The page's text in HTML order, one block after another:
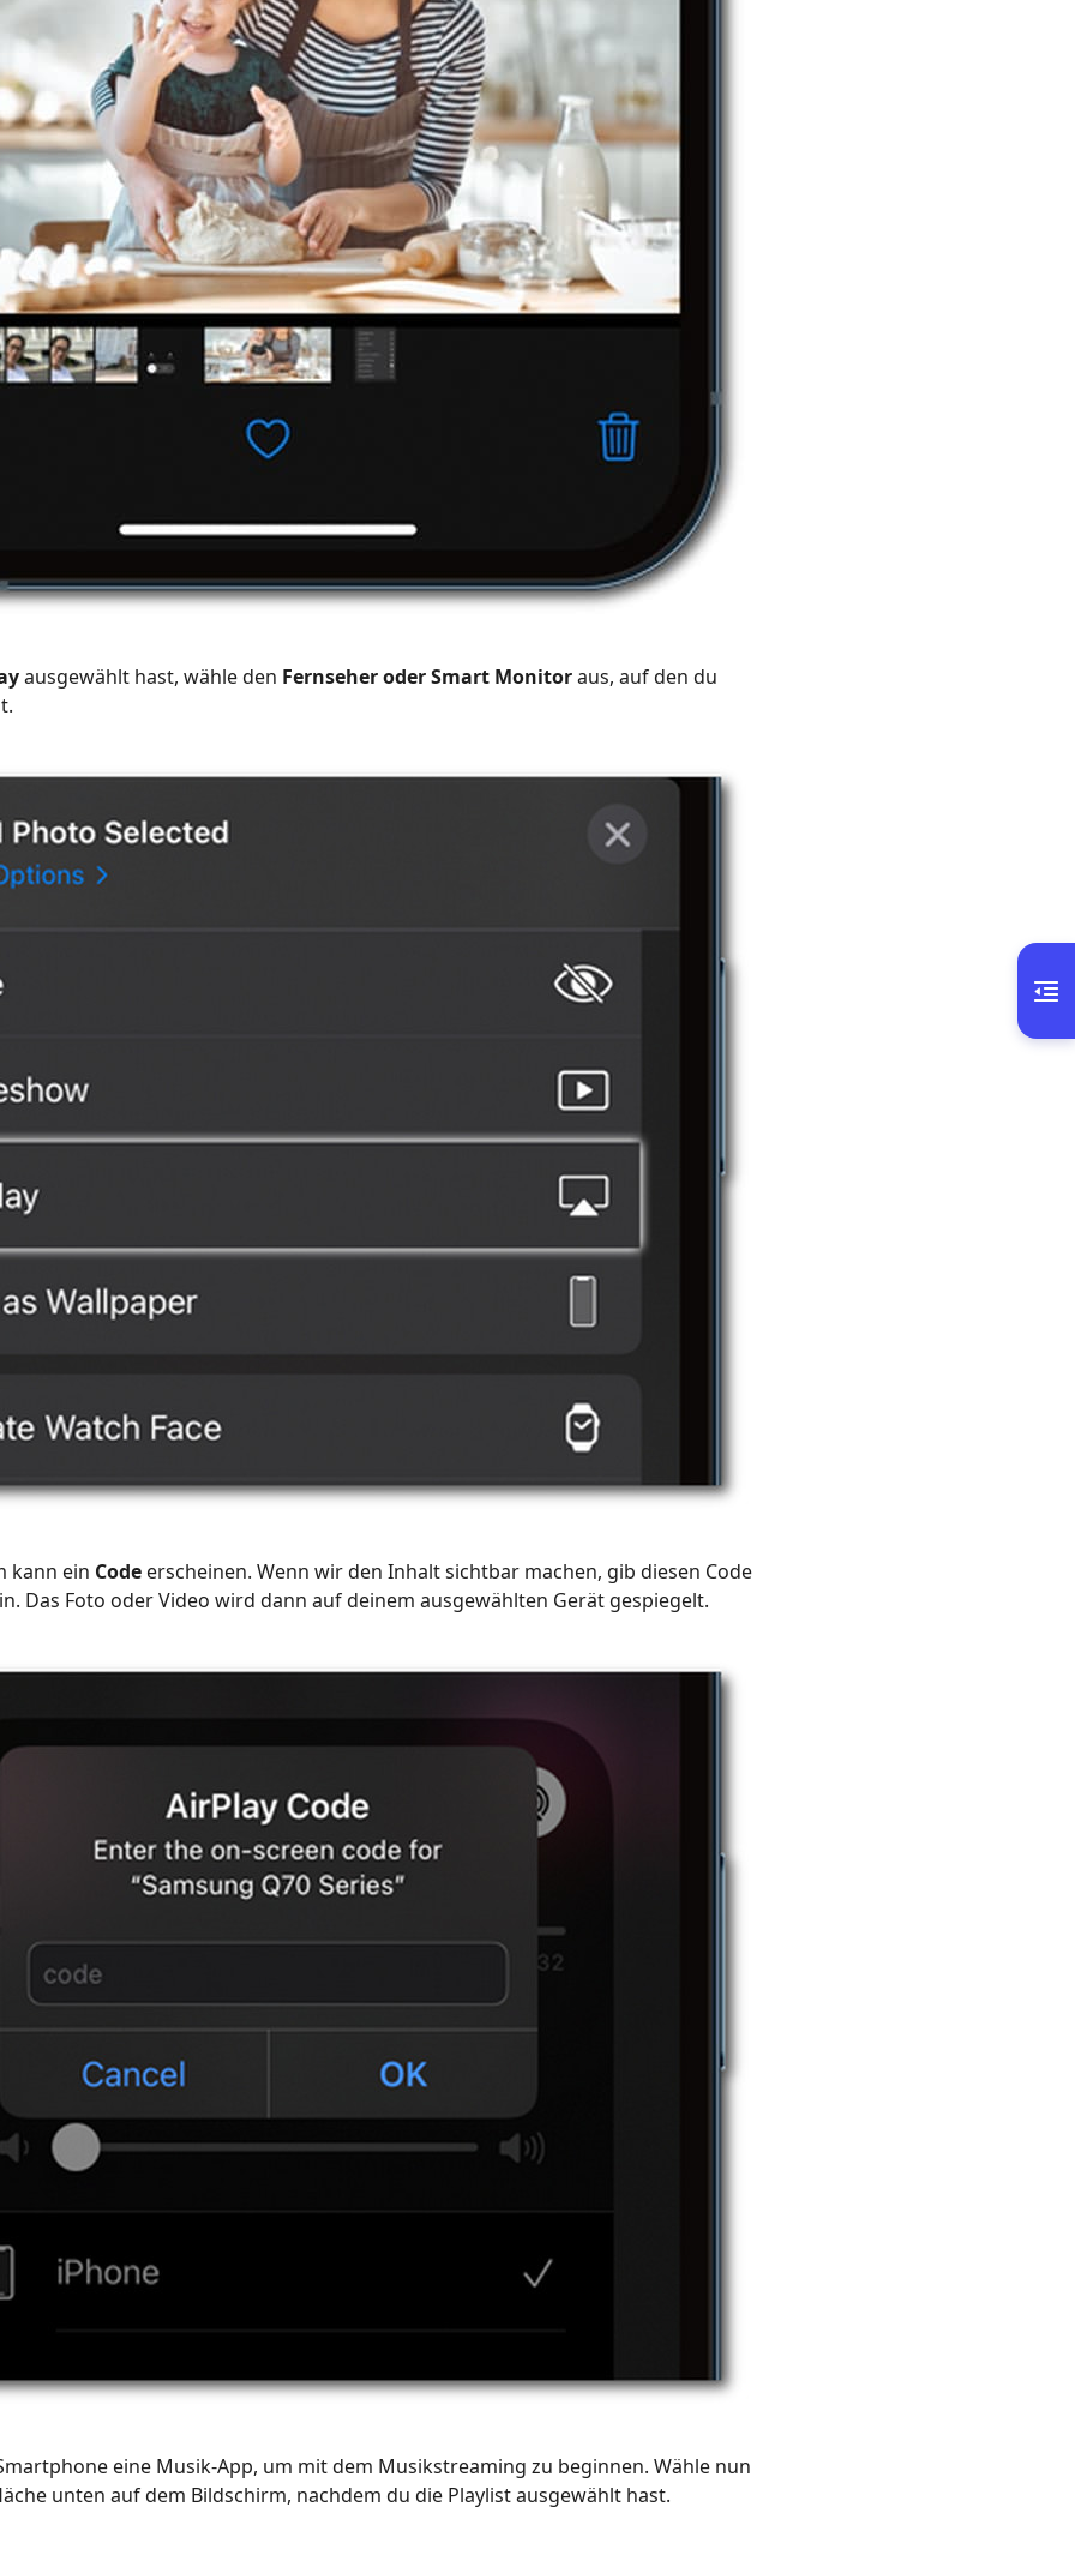
ausgewählt hast, wähle den Fernseher oder Smart Monitoraus, auf den du
kann ein Code erscheinen. Wenn wir den Inhalt sichtbar machen, gib diesen Code
Das Foto oder Video wird dann auf deinem ausgewählten Gerät gespiegelt.
eine Musik-App, um mit dem Musikstreaming zu beginnen. Wähle nun
unten auf dem Bildschirm, nachdem du die Playlist ausgewählt hast.